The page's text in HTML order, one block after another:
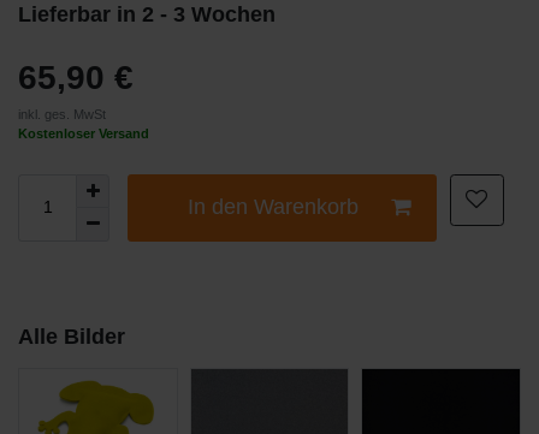
Lieferbar in 2 - 3 Wochen
65,90 €
inkl. ges. MwSt
Kostenloser Versand
In den Warenkorb
Alle Bilder